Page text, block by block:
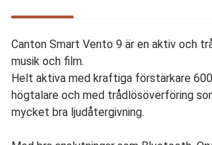
Canton Smart Vento 9 är en aktiv och
musik och film.
Helt aktiva med kraftiga förstärkare
högtalare och med trådlösöverföring
mycket bra ljudåtergivning.